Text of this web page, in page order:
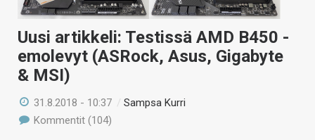
Uusi artikkeli: Testissä AMD B450 -
emolevyt (ASRock, Asus, Gigabyte
& MSI)
31.8.2018 - 10:37 /Sampsa Kurri
Kommentit (104)